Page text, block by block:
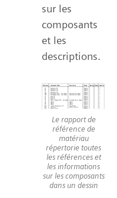
sur les
composants
et les
descriptions.
Le rapport de
référence de
matériau
répertorie toutes
les références et
les informations
sur les composants
dans un dessin